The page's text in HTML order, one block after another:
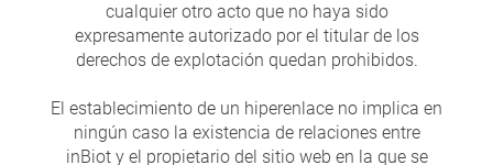
cualquier otro acto que no haya sido
expresamente autorizado por el titular de los
derechos de explotación quedan prohibidos.
El establecimiento de un hiperenlace no implica en
ningún caso la existencia de relaciones entre
inBiot y el propietario del sitio web en la que se